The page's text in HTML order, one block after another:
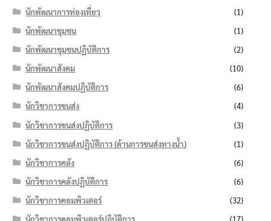
นักพัฒนาการท่องเที่ยว
(1)
นักพัฒนาชุมชน
(1)
นักพัฒนาชุมชนปฏิบัติการ
(2)
นักพัฒนาสังคม
(10)
นักพัฒนาสังคมปฏิบัติการ
(6)
นักวิชาการขนส่ง
(4)
นักวิชาการขนส่งปฏิบัติการ
(3)
นักวิชาการขนส่งปฏิบัติการ (ด้านการขนส่งทางน้ำ)
(1)
นักวิชาการคลัง
(6)
นักวิชาการคลังปฏิบัติการ
(6)
นักวิชาการคอมพิวเตอร์
(32)